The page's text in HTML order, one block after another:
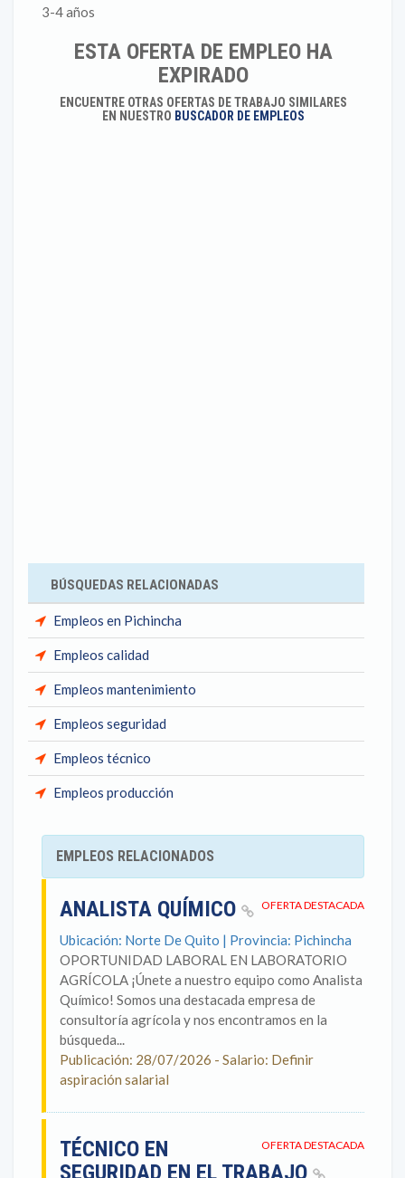
3-4 años
ESTA OFERTA DE EMPLEO HA
EXPIRADO
ENCUENTRE OTRAS OFERTAS DE TRABAJO SIMILARES
EN NUESTRO BUSCADOR DE EMPLEOS
BÚSQUEDAS RELACIONADAS
Empleos en Pichincha
Empleos calidad
Empleos mantenimiento
Empleos seguridad
Empleos técnico
Empleos producción
EMPLEOS RELACIONADOS
OFERTA DESTACADA
ANALISTA QUÍMICO
Ubicación: Norte De Quito | Provincia: Pichincha
OPORTUNIDAD LABORAL EN LABORATORIO
AGRÍCOLA ¡Únete a nuestro equipo como Analista
Químico! Somos una destacada empresa de
consultoría agrícola y nos encontramos en la
búsqueda...
Publicación: 28/07/2026 - Salario: Definir
aspiración salarial
OFERTA DESTACADA
TÉCNICO EN
SEGURIDAD EN EL TRABAJO